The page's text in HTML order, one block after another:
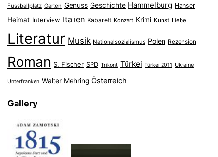
Fussballplatz Garten Genuss Geschichte Hammelburg Hanser
Heimat Interview Italien Kabarett Konzert Krimi Kunst Liebe
Literatur Musik Nationalsozialismus Polen Rezension
Roman S. Fischer SPD Trikont Türkei Türkei 2011 Ukraine
Unterfranken Walter Mehring Österreich
Gallery